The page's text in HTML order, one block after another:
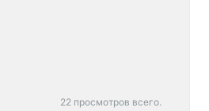
22 просмотров всего.